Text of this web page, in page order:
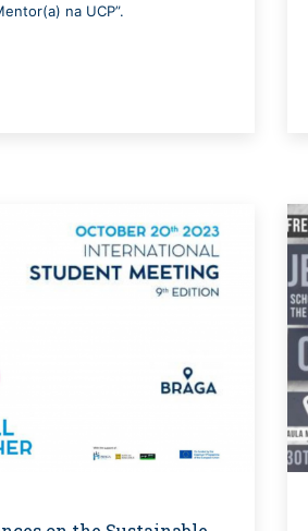
na UCP”.